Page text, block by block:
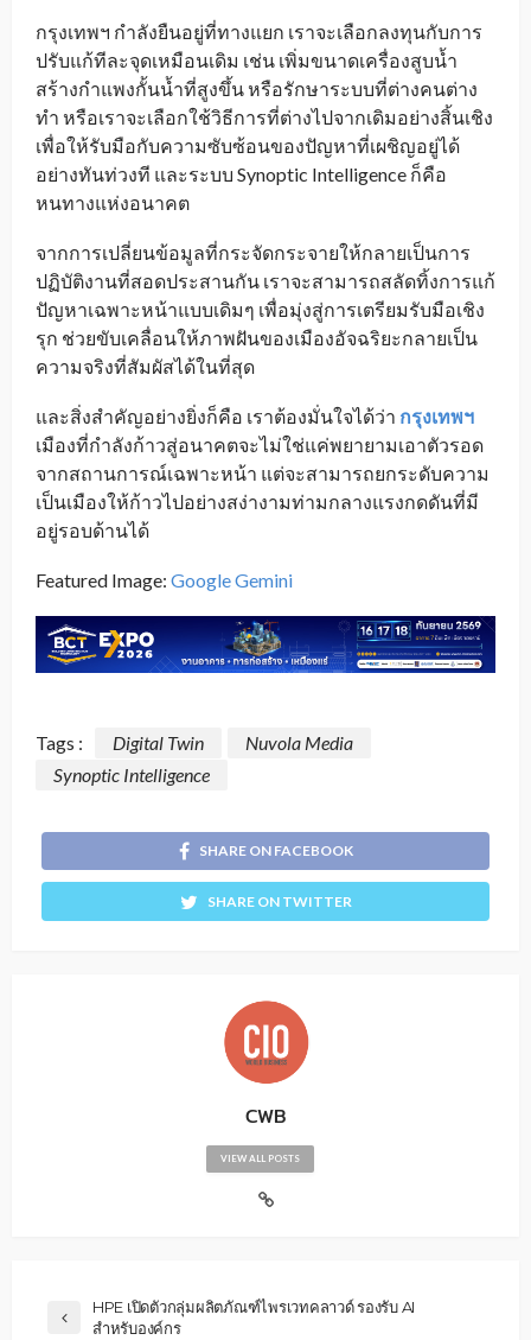
กรุงเทพฯ กำลังยืนอยู่ที่ทางแยก เราจะเลือกลงทุนกับการ
ปรับแก้ทีละจุดเหมือนเดิม เช่น เพิ่มขนาดเครื่องสูบน้ำ
สร้างกำแพงกั้นน้ำที่สูงขึ้น หรือรักษาระบบที่ต่างคนต่าง
ทำ หรือเราจะเลือกใช้วิธีการที่ต่างไปจากเดิมอย่างสิ้นเชิง
เพื่อให้รับมือกับความซับซ้อนของปัญหาที่เผชิญอยู่ได้
อย่างทันท่วงที และระบบ Synoptic Intelligence ก็คือ
หนทางแห่งอนาคต
จากการเปลี่ยนข้อมูลที่กระจัดกระจายให้กลายเป็นการ
ปฏิบัติงานที่สอดประสานกัน เราจะสามารถสลัดทิ้งการแก้
ปัญหาเฉพาะหน้าแบบเดิมๆ เพื่อมุ่งสู่การเตรียมรับมือเชิง
รุก ช่วยขับเคลื่อนให้ภาพฝันของเมืองอัจฉริยะกลายเป็น
ความจริงที่สัมผัสได้ในที่สุด
และสิ่งสำคัญอย่างยิ่งก็คือ เราต้องมั่นใจได้ว่า กรุงเทพฯ
เมืองที่กำลังก้าวสู่อนาคตจะไม่ใช่แค่พยายามเอาตัวรอด
จากสถานการณ์เฉพาะหน้า แต่จะสามารถยกระดับความ
เป็นเมืองให้ก้าวไปอย่างสง่างามท่ามกลางแรงกดดันที่มี
อยู่รอบด้านได้
Featured Image: Google Gemini
Tags : Digital Twin
Nuvola Media
Synoptic Intelligence
SHARE ON FACEBOOK
SHARE ON TWITTER
CWB
VIEW ALL POSTS
HPE เปิดตัวกลุ่มผลิตภัณฑ์ไพรเวทคลาวด์ รองรับ AI
สำหรับองค์กร